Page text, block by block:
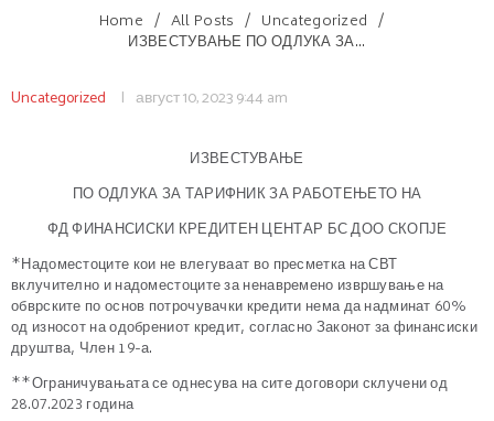
Home All Posts
Uncategorized
ИЗВЕСТУВАЊЕ ПО ОДЛУКА ЗА...
Uncategorized август 10, 20239:44 am
ИЗВЕСТУВАЊЕ
ПО ОДЛУКА ЗА ТАРИФНИК ЗА РАБОТЕЊЕТО НА
ФД ФИНАНСИСКИ КРЕДИТЕН ЦЕНТАР БС ДОО СКОПЈЕ
*Надоместоците кои не влегуваат во пресметка на СВТ
вклучително и надоместоците за ненавремено извршување на
обврските по основ потрочувачки кредити нема да надминат 60%
од износот на одобрениот кредит, согласно Законот за финансиски
друштва, Член 19-а.
**Ограничувањата се однесува на сите договори склучени од
28.07.2023 година